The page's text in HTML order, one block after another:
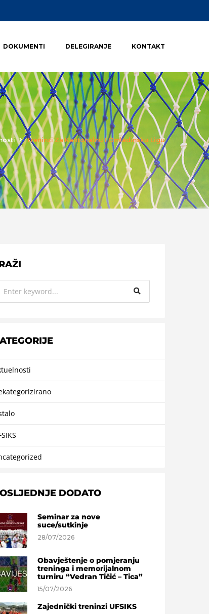
DOKUMENTI DELEGIRANJE KONTAKT
Treninzi Za Kantonalnu I Omladinsku Ligu
DODATO
Seminar za nove
suce/sutkinje
28/07/2026
Obavještenje o pomjeranju
treninga i memorijalnom
turniru “Vedran Tičić – Tica”
15/07/2026
Zajednički treninzi UFSIKS